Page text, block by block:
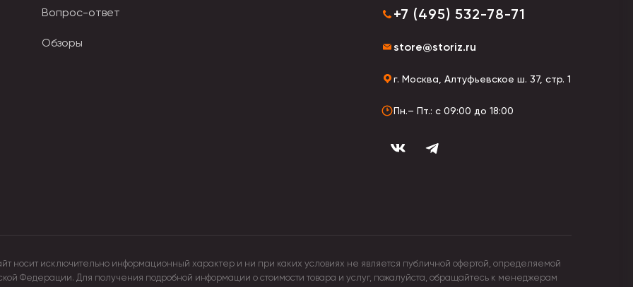
Ко вторым - тканевые, меховые, пластиковые, бумажные, комбинированные.
Вопрос-ответ
Обзоры
+7 (495) 532-78-71
store@storiz.ru
г. Москва, Алтуфьевское ш. 37, стр. 1
Пн.– Пт.: с 09:00 до 18:00
носит исключительно информационный характер и ни при каких условиях не является публичной офертой, определяемой
Федерации. Для получения подробной информации о стоимости товара и услуг, пожалуйста, обращайтесь к менеджерам